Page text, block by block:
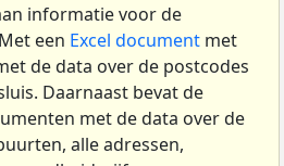
informatie voor de
een Excel document met
de data over de postcodes
Daarnaast bevat de
met de data over de
alle adressen,